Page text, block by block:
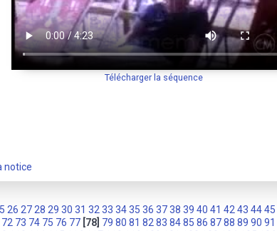
Télécharger la séquence
notice
26 27 28 29 30 31 32 33 34 35 36 37 38 39 40 41 42 43 44 45
72 73 74 75 76 77 [78] 79 80 81 82 83 84 85 86 87 88 89 90 91